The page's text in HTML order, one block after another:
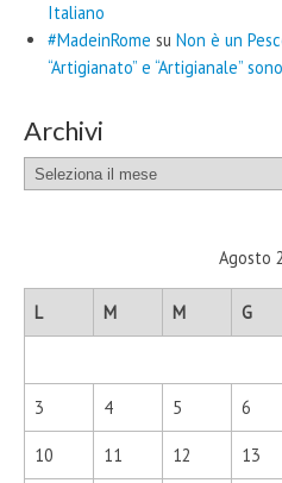
Italiano
#MadeinRome su Non è un
“Artigianato” e “Artigianale”
Archivi
Archivi
Agosto
L M M G
3 4 5 6
10 11 12 13